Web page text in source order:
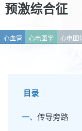
预激综合征
心血管 心电图学 心电图
目录
传导旁路